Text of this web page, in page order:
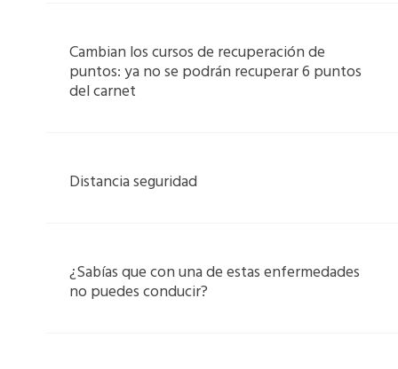
Cambian los cursos de recuperación de
puntos: ya no se podrán recuperar 6 puntos
del carnet
Distancia seguridad
¿Sabías que con una de estas enfermedades
no puedes conducir?